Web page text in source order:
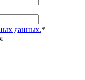
данных.*